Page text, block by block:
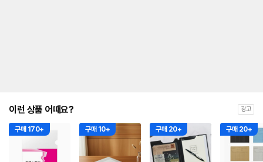
이런 상품 어때요? 광고
구매 170+ 구매 10+ 구매 20+ 구매 20+